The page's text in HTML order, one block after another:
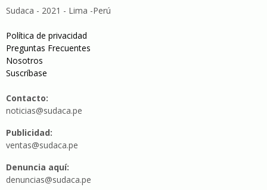
Sudaca - 2021 - Lima -Perú
Política de privacidad
Preguntas Frecuentes
Nosotros
Suscríbase
Contacto:
noticias@sudaca.pe
Publicidad:
ventas@sudaca.pe
Denuncia aquí:
denuncias@sudaca.pe